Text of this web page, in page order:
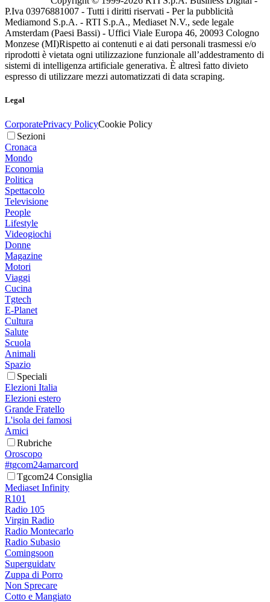
P.Iva 03976881007 - Tutti i diritti riservati - Per la pubblicità
Mediamond S.p.A. - RTI S.p.A., Mediaset N.V., sede legale
Amsterdam (Paesi Bassi) - Uffici Viale Europa 46, 20093 Cologno
Monzese (MI)Rispetto ai contenuti e ai dati personali trasmessi e/o
riprodotti è vietata ogni utilizzazione funzionale all’addestramento di
sistemi di intelligenza artificiale generativa. È altresì fatto divieto
espresso di utilizzare mezzi automatizzati di data scraping.
Legal
CorporatePrivacy PolicyCookie Policy
Sezioni
Cronaca
Mondo
Economia
Politica
Spettacolo
Televisione
People
Lifestyle
Videogiochi
Donne
Magazine
Motori
Viaggi
Cucina
Tgtech
E-Planet
Cultura
Salute
Scuola
Animali
Spazio
Speciali
Elezioni Italia
Elezioni estero
Grande Fratello
L'isola dei famosi
Amici
Rubriche
Oroscopo
#tgcom24amarcord
Tgcom24 Consiglia
Mediaset Infinity
R101
Radio 105
Virgin Radio
Radio Montecarlo
Radio Subasio
Comingsoon
Superguidatv
Zuppa di Porro
Non Sprecare
Cotto e Mangiato